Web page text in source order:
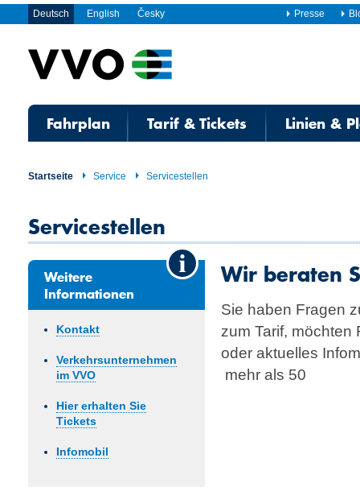
Deutsch English Česky Presse
Fahrplan Tarif & Tickets Linien &
Startseite Service Servicestellen
Servicestellen
Weitere
Informationen
Kontakt
Verkehrsunternehmen
im VVO
Hier erhalten Sie
Tickets
Infomobil
Wir beraten
Sie haben Fragen
zum Tarif, möchten
oder aktuelles
mehr als 50